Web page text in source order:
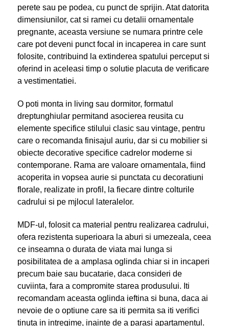
perete sau pe podea, cu punct de sprijin. Atat datorita
dimensiunilor, cat si ramei cu detalii ornamentale
pregnante, aceasta versiune se numara printre cele
care pot deveni punct focal in incaperea in care sunt
folosite, contribuind la extinderea spatului perceput si
oferind in aceleasi timp o solutie placuta de verificare
a vestimentatiei.
O poti monta in living sau dormitor, formatul
dreptunghiular permitand asocierea reusita cu
elemente specifice stilului clasic sau vintage, pentru
care o recomanda finisajul auriu, dar si cu mobilier si
obiecte decorative specifice cadrelor moderne si
contemporane. Rama are valoare ornamentala, fiind
acoperita in vopsea aurie si punctata cu decoratiuni
florale, realizate in profil, la fiecare dintre colturile
cadrului si pe mjlocul lateralelor.
MDF-ul, folosit ca material pentru realizarea cadrului,
ofera rezistenta superioara la aburi si umezeala, ceea
ce inseamna o durata de viata mai lunga si
posibilitatea de a amplasa oglinda chiar si in incaperi
precum baie sau bucatarie, daca consideri de
cuviinta, fara a compromite starea produsului. Iti
recomandam aceasta oglinda ieftina si buna, daca ai
nevoie de o optiune care sa iti permita sa iti verifici
tinuta in intregime, inainte de a parasi apartamentul.